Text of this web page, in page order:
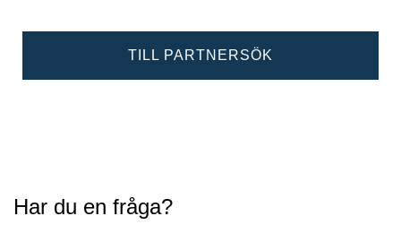
TILL PARTNERSÖK
Har du en fråga?